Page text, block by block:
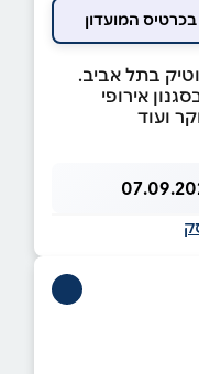
בסגנון אירופי
ועוד